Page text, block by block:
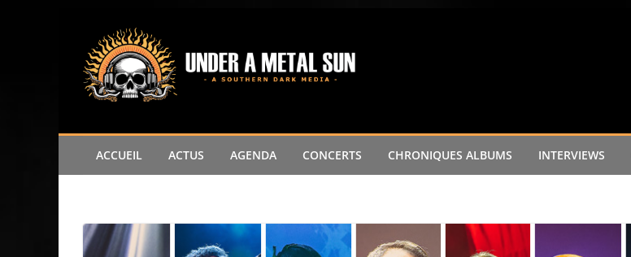
ACCUEIL ACTUS AGENDA CONCERTS CHRONIQUES ALBUMS INTERVIEWS